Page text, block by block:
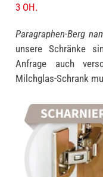
3 OH.
Paragraphen-Berg
unsere Schränke
Anfrage auch
Milchglas-Schrank